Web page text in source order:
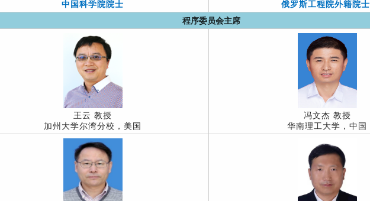
中国科学院院士
俄罗斯工程院外籍院士
程序委员会主席
王云 教授
加州大学尔湾分校，美国
冯文杰 教授
华南理工大学，中国